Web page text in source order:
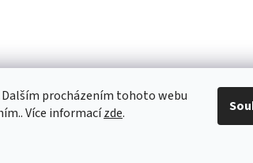
procházením tohoto webu
Více informacízde.